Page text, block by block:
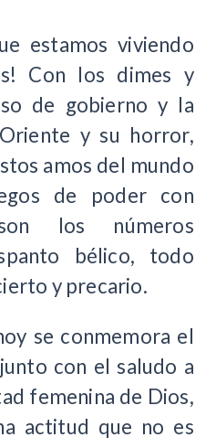
estamos viviendo
Con los dimes y
de gobierno y la
y su horror,
amos del mundo
de poder con
los números
bélico, todo
y precario.
se conmemora el
con el saludo a
femenina de Dios,
actitud que no es